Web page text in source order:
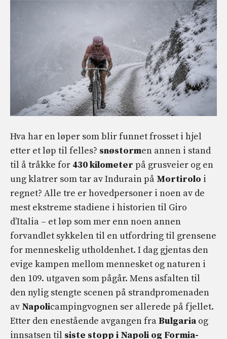
Hva har en løper som blir funnet frosset i hjel
etter et løp til felles? snøstormen annen i stand
til å tråkke for 430 kilometer på grusveier og en
ung klatrer som tar av Indurain på Mortirolo i
regnet? Alle tre er hovedpersoner i noen av de
mest ekstreme stadiene i historien til Giro
d’Italia – et løp som mer enn noen annen
forvandlet sykkelen til en utfordring til grensene
for menneskelig utholdenhet. I dag gjentas den
evige kampen mellom mennesket og naturen i
den 109. utgaven som pågår. Mens asfalten til
den nylig stengte scenen på strandpromenaden
av Napolicampingvognen ser allerede på fjellet.
Etter den enestående avgangen fraBulgaria og
innsatsen til siste stopp i Napoli og Formia-